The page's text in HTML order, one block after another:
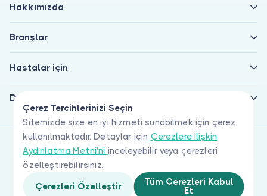
Çerez Tercihlerinizi Seçin
Sitemizde size en iyi hizmeti sunabilmek için çerez
kullanılmaktadır. Detaylar için Çerezlere İlişkin
Aydınlatma Metni'ni inceleyebilir veya çerezleri
özelleştirebilirsiniz.
Çerezleri Özelleştir
Tüm Çerezleri Kabul
Et
Hakkımızda
Branşlar
Hastalar için
Doktorlar için